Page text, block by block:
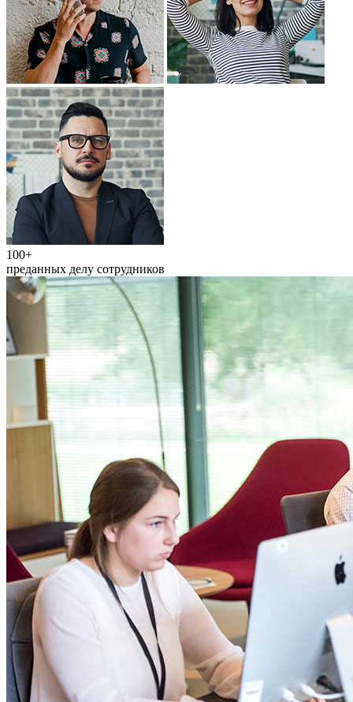
100+
преданных делу сотрудников